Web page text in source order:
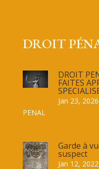
DROIT
DROIT
FAITES
Jan 23, 2026
PENAL
Garde à
suspect
Jan 12, 2022